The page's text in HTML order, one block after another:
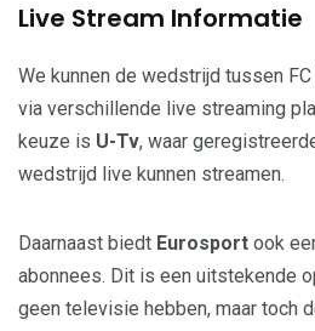
Live Stream Informatie
We kunnen de wedstrijd tussen
via verschillende live streaming
keuze is U-Tv, waar
wedstrijd live kunnen streamen.
Daarnaast biedt Eurosport ook
abonnees. Dit is een uitstekende
geen televisie hebben, maar toch